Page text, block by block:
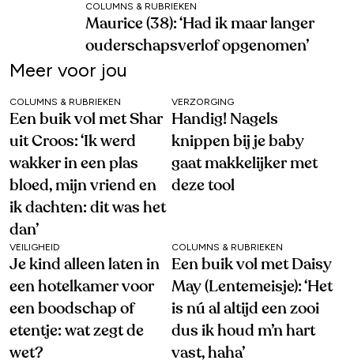
COLUMNS & RUBRIEKEN
Maurice (38): ‘Had ik maar langer
ouderschapsverlof opgenomen’
Meer voor jou
COLUMNS & RUBRIEKEN
Een buik vol met Shar
uit Croos: ‘Ik werd
wakker in een plas
bloed, mijn vriend en
ik dachten: dit was het
dan’
VERZORGING
Handig! Nagels
knippen bij je baby
gaat makkelijker met
deze tool
VEILIGHEID
Je kind alleen laten in
een hotelkamer voor
een boodschap of
etentje: wat zegt de
wet?
COLUMNS & RUBRIEKEN
Een buik vol met Daisy
May (Lentemeisje): ‘Het
is nú al altijd een zooi
dus ik houd m’n hart
vast, haha’